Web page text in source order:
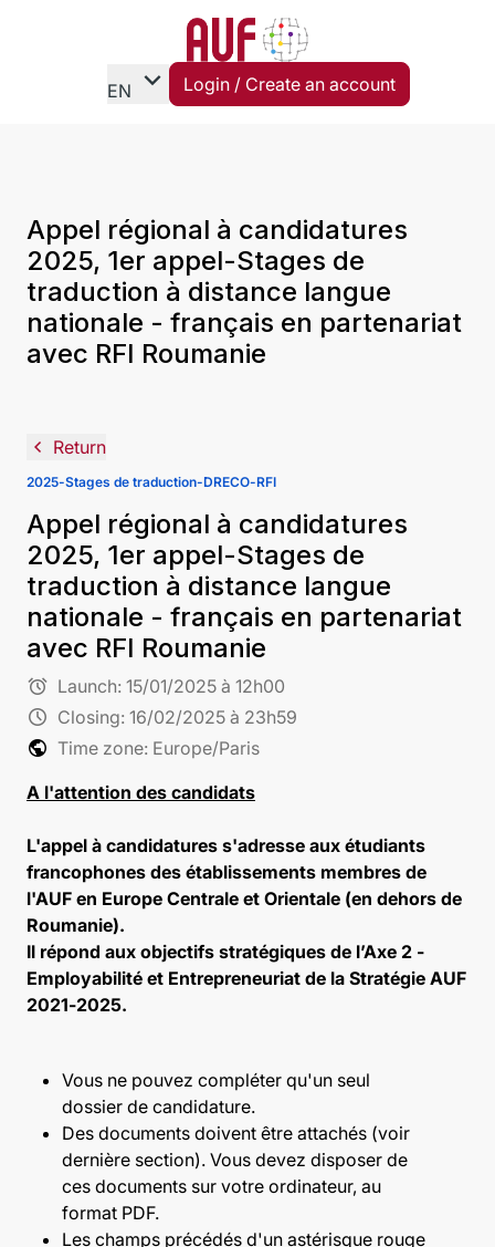
EN expand_more Login / Create an account
Appel régional à candidatures
2025, 1er appel-Stages de
traduction à distance langue
nationale - français en partenariat
avec RFI Roumanie
navigate_before Return
2025-Stages de traduction-DRECO-RFI
Appel régional à candidatures
2025, 1er appel-Stages de
traduction à distance langue
nationale - français en partenariat
avec RFI Roumanie
alarm Launch: 15/01/2025 à 12h00
schedule Closing: 16/02/2025 à 23h59
public Time zone: Europe/Paris
A l'attention des candidats
L'appel à candidatures s'adresse aux étudiants
francophones des établissements membres de
l'AUF en Europe Centrale et Orientale (en dehors de
Roumanie).
Il répond aux objectifs stratégiques de l’Axe 2 -
Employabilité et Entrepreneuriat de la Stratégie AUF
2021-2025.
Vous ne pouvez compléter qu'un seul
dossier de candidature.
Des documents doivent être attachés (voir
dernière section). Vous devez disposer de
ces documents sur votre ordinateur, au
format PDF.
Les champs précédés d'un astérisque rouge